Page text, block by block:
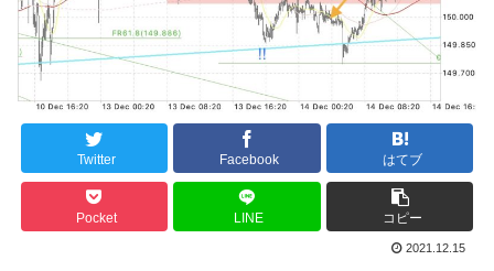
Twitter Facebook はてブ
Pocket LINE コピー
2021.12.15